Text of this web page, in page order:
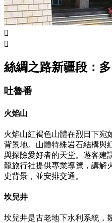


絲綢之路新疆段：
吐魯番
火焰山
火焰山紅褐色山體在烈日下宛
背景地。山體特殊岩石結構與
與探險愛好者的天堂。遊客建
龍旅行社提供專業導覽，講解
史背景，並安排交通。
坎兒井
坎兒井是古老地下水利系統，